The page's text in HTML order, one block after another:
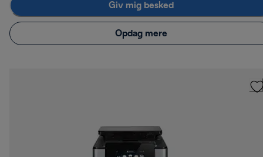
Giv mig besked
Opdag mere